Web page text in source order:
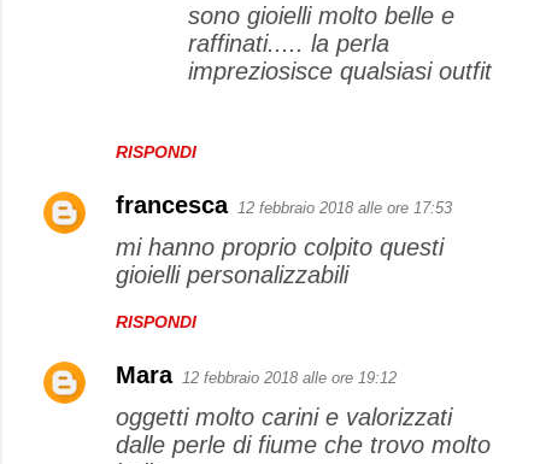
RISPONDI
sono gioielli molto belle e
raffinati..... la perla
impreziosisce qualsiasi outfit
francesca 12 febbraio 2018 alle ore 17:53
mi hanno proprio colpito questi
gioielli personalizzabili
RISPONDI
Mara 12 febbraio 2018 alle ore 19:12
oggetti molto carini e valorizzati
dalle perle di fiume che trovo molto